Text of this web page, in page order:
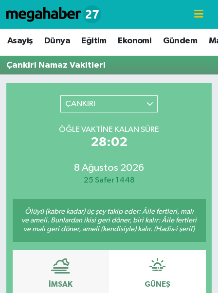
Asayiş Dünya Eğitim Ekonomi Gündem
Çankiri Namaz Vakitleri
ÇANKIRI
ÖĞLE VAKTINE KALAN SÜRE
28:02
8 Ağustos 2026
25 Safer 1448
Ölüyü (kabre kadar) üç şey takip eder: Âile fertleri, malı
ve ameli. Bunlardan ikisi geri döner, biri kalır: Âile fertleri
ve malı geri döner, ameli (kendisiyle) kalır. (Hadis-i şerif)
İMSAK GÜNEŞ
Hava Durumu
Trafik Durumu
Tüm Manşetler
Son Dakika Haberleri